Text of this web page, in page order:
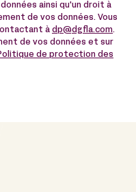
ainsi qu'un droit à
de vos données. Vous
à dp@dgfla.com.
de vos données et sur
de protection des